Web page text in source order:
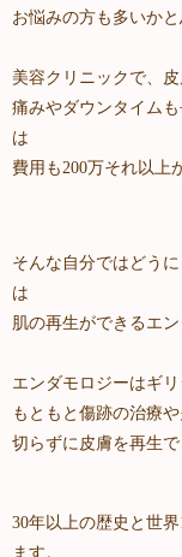
お悩みの方も多いかと
美容クリニックで、
痛みやダウンタイム
は
費用も200万それ以上
そんな自分ではどう
は
肌の再生ができるエ
エンダモロジーはギ
もともと傷跡の治療
切らずに皮膚を再生で
30年以上の歴史と世
ます。